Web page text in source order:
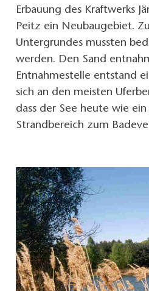
Erbauung des Kraftwerks
Peitz ein Neubaugebiet.
Untergrundes mussten
werden. Den Sand
Entnahmestelle entstand
sich an den meisten
dass der See heute wie
Strandbereich zum